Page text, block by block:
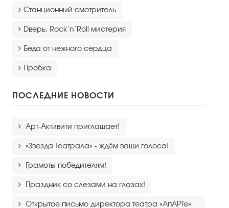
Станционный смотритель
Dверь. Rock’n’Roll мистерия
Беда от нежного сердца
Пробка
ПОСЛЕДНИЕ НОВОСТИ
Арт-Активити приглашает!
«Звезда Театрала» - ждём ваши голоса!
Грамоты победителям!
Праздник со слезами на глазах!
Открытое письмо директора театра «АпАРТе»